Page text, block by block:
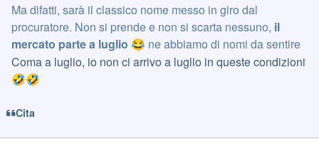
Ma difatti, sarà il classico nome messo in giro dal
procuratore. Non si prende e non si scarta nessuno, il
mercato parte a luglio 😂 ne abbiamo di nomi da sentire
Coma a luglio, io non ci arrivo a luglio in queste condizioni
🤣🤣
Cita